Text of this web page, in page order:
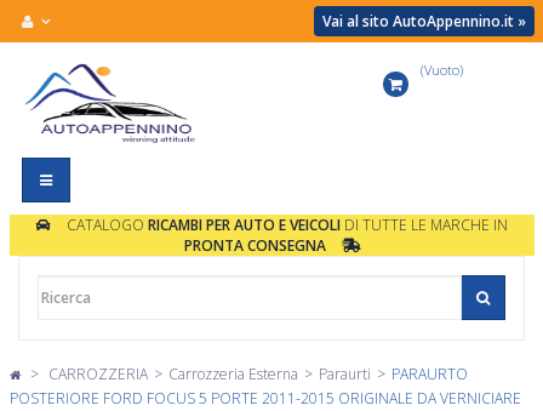
Vai al sito AutoAppennino.it »
Navigazione
Toggle
(Vuoto)
CATALOGO RICAMBI PER AUTO E VEICOLIDI TUTTE LE MARCHE IN
PRONTA CONSEGNA
> CARROZZERIA > Carrozzeria Esterna > Paraurti > PARAURTO
POSTERIORE FORD FOCUS 5 PORTE 2011-2015 ORIGINALE DA VERNICIARE